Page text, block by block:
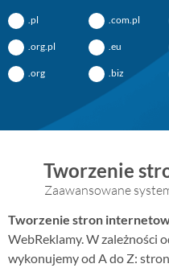
.pl .com.pl
.org.pl .eu
.org .biz
Tworzenie
Zaawansowane
Tworzenie stron
WebReklamy. W zależności
wykonujemy od A do Z: